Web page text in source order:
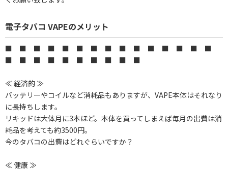
電子タバコ VAPEのメリット
■ ■ ■ ■ ■ ■ ■ ■ ■ ■ ■ ■ ■ ■ ■
■ ■ ■ ■ ■ ■ ■ ■ ■ ■
≪ 経済的 ≫
バッテリーやコイルなど消耗品もありますが、VAPE本体はそれなり
に長持ちします。
リキッドは大体月に3本ほど。本体を買ってしまえば毎月の出費は消
耗品を考えても約3500円。
今のタバコの出費はどれぐらいですか？
≪ 健康 ≫